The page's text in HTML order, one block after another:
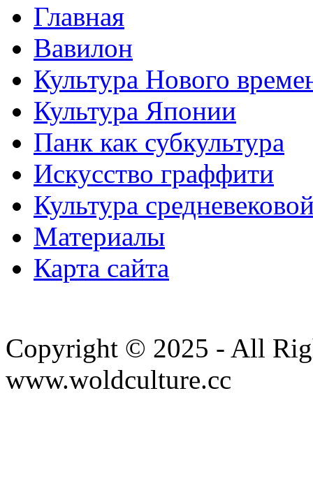
Главная
Вавилон
Культура Нового
Культура Японии
Панк как субкультура
Искусство граффити
Культура
Материалы
Карта сайта
Copyright © 2025 - All
www.woldculture.cc